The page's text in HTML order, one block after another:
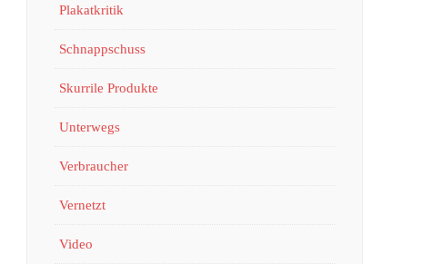
Plakatkritik
Schnappschuss
Skurrile Produkte
Unterwegs
Verbraucher
Vernetzt
Video